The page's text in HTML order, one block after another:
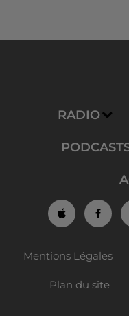
RADIO
Mentions Légales
Plan du site